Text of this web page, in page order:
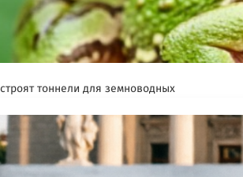
тоннели для земноводных